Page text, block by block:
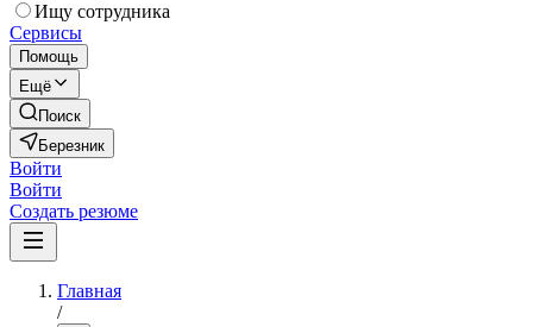
Ищу сотрудника
Сервисы
Помощь
Ещё
Поиск
Березник
Войти
Войти
Создать резюме
Главная
/